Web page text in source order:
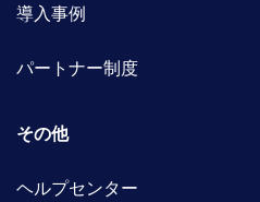
導入事例
パートナー制度
その他
ヘルプセンター